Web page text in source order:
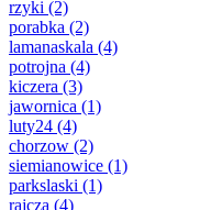
rzyki (2)
porabka (2)
lamanaskala (4)
potrojna (4)
kiczera (3)
jawornica (1)
luty24 (4)
chorzow (2)
siemianowice (1)
parkslaski (1)
rajcza (4)